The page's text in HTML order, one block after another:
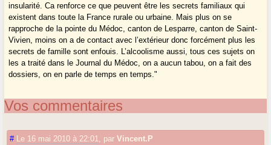
insularité. Ca renforce ce que peuvent être les secrets familiaux qui
existent dans toute la France rurale ou urbaine. Mais plus on se
rapproche de la pointe du Médoc, canton de Lesparre, canton de Saint-
Vivien, moins on a de contact avec l’extérieur donc forcément plus les
secrets de famille sont enfouis. L’alcoolisme aussi, tous ces sujets on
les a traité dans le Journal du Médoc, on a aucun tabou, on a fait des
dossiers, on en parle de temps en temps."
Vos commentaires
# Le 16 mai 2010 à 22:01 parVincent.P